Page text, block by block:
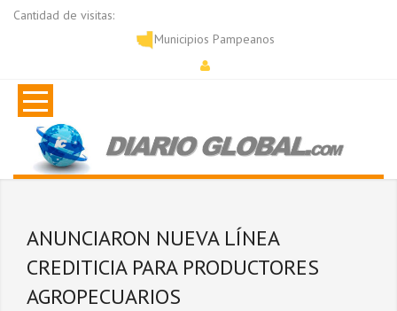
Cantidad de visitas:
Municipios Pampeanos
ANUNCIARON NUEVA LÍNEA
CREDITICIA PARA PRODUCTORES
AGROPECUARIOS